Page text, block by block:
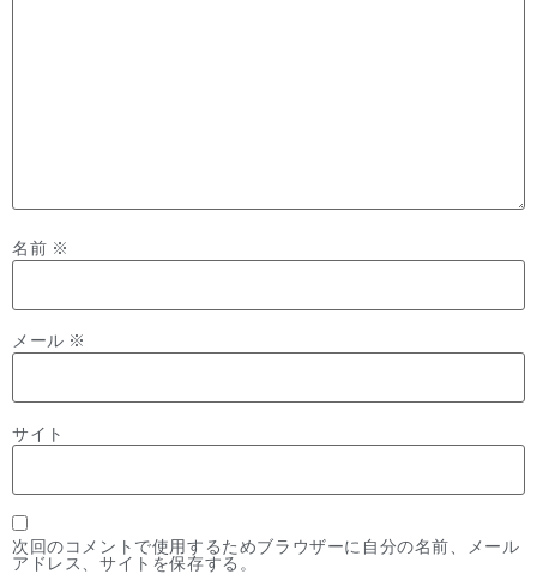
名前 ※
メール ※
サイト
次回のコメントで使用するためブラウザーに自分の名前、メール
アドレス、サイトを保存する。